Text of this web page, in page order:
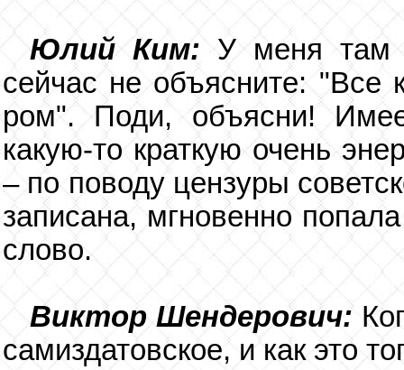
Юлий Ким:У меня там
сейчас не объясните: "Все
ром". Поди, объясни!
какую-то краткую очень
– по поводу цензуры
записана, мгновенно
слово.
Виктор Шендерович:
самиздатовское, и как это